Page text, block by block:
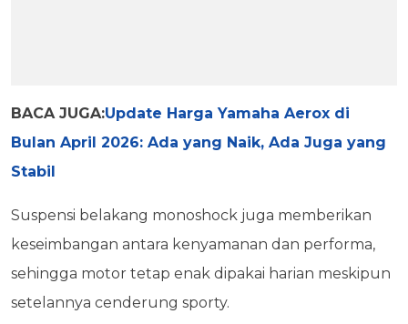
BACA JUGA:Update Harga Yamaha Aerox di
Bulan April 2026: Ada yang Naik, Ada Juga yang
Stabil
Suspensi belakang monoshock juga memberikan
keseimbangan antara kenyamanan dan performa,
sehingga motor tetap enak dipakai harian meskipun
setelannya cenderung sporty.